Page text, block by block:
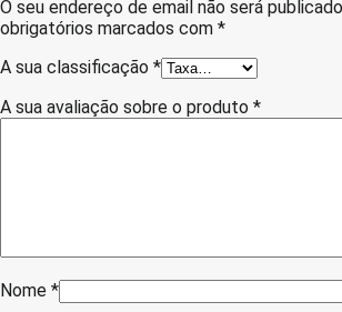
O seu endereço de email não será
obrigatórios marcados com *
A sua classificação *
A sua avaliação sobre o produto *
Nome *